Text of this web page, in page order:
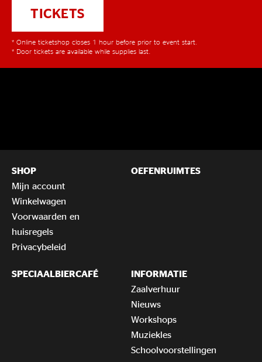
TICKETS
* Online ticketshop closes 1 hour before prior to event start.
* Door tickets are available while supplies last.
SHOP
Mijn account
Winkelwagen
Voorwaarden en
huisregels
Privacybeleid
OEFENRUIMTES
SPECIAALBIERCAFÉ
INFORMATIE
Zaalverhuur
Nieuws
Workshops
Muziekles
Schoolvoorstellingen